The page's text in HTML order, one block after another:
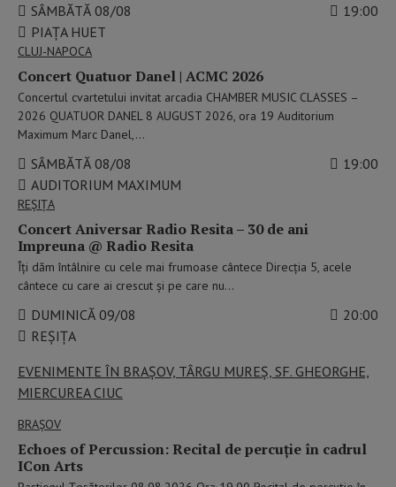
SÂMBĂTĂ 08/08
19:00
PIAŢA HUET
CLUJ-NAPOCA
Concert Quatuor Danel | ACMC 2026
Concertul cvartetului invitat arcadia CHAMBER MUSIC CLASSES –
2026 QUATUOR DANEL 8 AUGUST 2026, ora 19 Auditorium
Maximum Marc Danel,…
SÂMBĂTĂ 08/08
19:00
AUDITORIUM MAXIMUM
REȘIȚA
Concert Aniversar Radio Resita – 30 de ani
Impreuna @ Radio Resita
Îți dăm întâlnire cu cele mai frumoase cântece Direcția 5, acele
cântece cu care ai crescut și pe care nu…
DUMINICĂ 09/08
20:00
REȘIȚA
EVENIMENTE ÎN BRAȘOV, TÂRGU MUREȘ, SF. GHEORGHE,
MIERCUREA CIUC
BRAŞOV
Echoes of Percussion: Recital de percuție în cadrul
ICon Arts